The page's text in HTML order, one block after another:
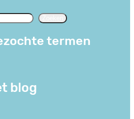
termen
blog